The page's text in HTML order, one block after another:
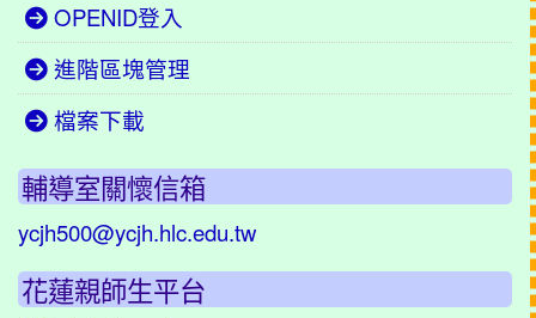
OPENID登入
進階區塊管理
檔案下載
輔導室關懷信箱
ycjh500@ycjh.hlc.edu.tw
花蓮親師生平台